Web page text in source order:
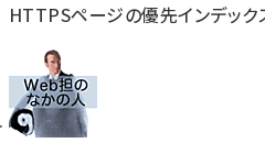
HTTPSページの優先インデッ